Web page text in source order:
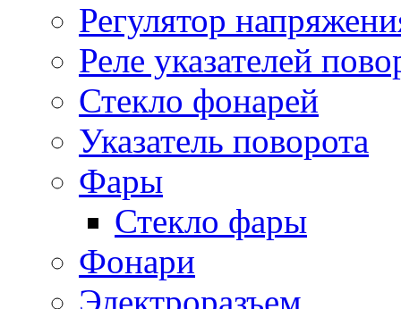
Регулятор
Реле указателей
Стекло фонарей
Указатель поворота
Фары
Стекло фары
Фонари